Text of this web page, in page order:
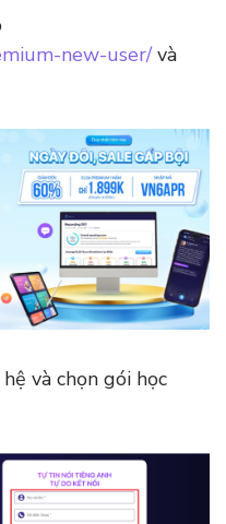
new-user/và
và chọn gói học